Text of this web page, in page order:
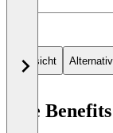
Übersicht
ease